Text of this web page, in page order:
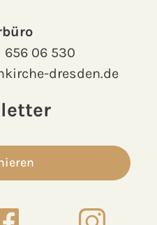
656 06 530
dresden.de